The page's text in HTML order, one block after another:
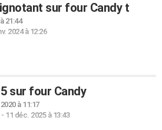
sur four Candy t
21:44
2024 à 12:26
sur four Candy
à 11:17
- 11 déc. 2025 à 13:43